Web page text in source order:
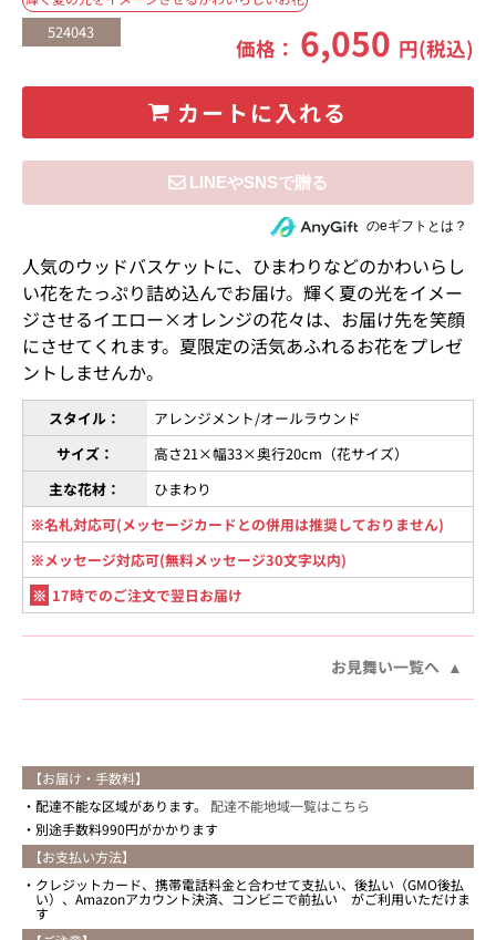
524043
価格： 6,050 円(税込)
カートに入れる
住所を知らない相手にeギフトで贈るのeギフトとは？
人気のウッドバスケットに、ひまわりなどのかわいらし
い花をたっぷり詰め込んでお届け。輝く夏の光をイメー
ジさせるイエロー×オレンジの花々は、お届け先を笑顔
にさせてくれます。夏限定の活気あふれるお花をプレゼ
ントしませんか。
スタイル：
アレンジメント/オールラウンド
サイズ：
高さ21×幅33×奥行20cm（花サイズ）
主な花材：
ひまわり
※名札対応可(メッセージカードとの併用は推奨しておりません)
※メッセージ対応可(無料メッセージ30文字以内)
※ 17時でのご注文で翌日お届け
お見舞い一覧へ
【お届け・手数料】
配達不能な区域があります。 配達不能地域一覧はこちら
別途手数料990円がかかります
【お支払い方法】
クレジットカード、携帯電話料金と合わせて支払い、後払い（GMO後払
い）、Amazonアカウント決済、コンビニで前払い がご利用いただけま
す